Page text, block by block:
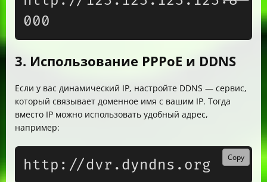
3. Использование PPPoE и DDNS
Если у вас динамический IP, настройте DDNS — сервис,
который связывает доменное имя с вашим IP. Тогда
вместо IP можно использовать удобный адрес,
например:
Copy